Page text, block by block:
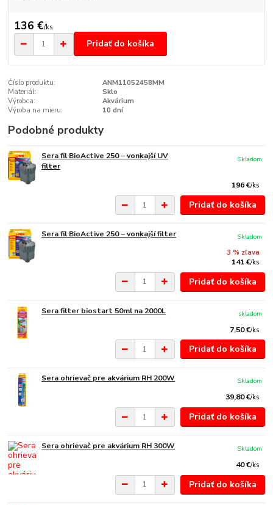
136 €/ks
Pridať do košíka
Číslo produktu:
ANM11052458MM
Materiál:
Sklo
Výrobca:
Akvárium
Výroba na mieru:
10 dní
Podobné produkty
Sera fil BioActive 250 − vonkajší UV
filter
196 €/ks
Skladom
Pridať do košíka
Sera fil BioActive 250 − vonkajší filter
3 % zľava
141 €/ks
Skladom
Pridať do košíka
Sera filter biostart 50ml na 2000L
7,50 €/ks
skladom
Pridať do košíka
Sera ohrievač pre akvárium RH 200W
39,80 €/ks
Skladom
Pridať do košíka
Sera ohrievač pre akvárium RH 300W
40 €/ks
Skladom
Pridať do košíka